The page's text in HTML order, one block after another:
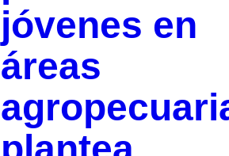
jóvenes en
áreas